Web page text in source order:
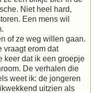
Niet heel hard,
Een mens wil
of ze weg willen gaan.
vraagt erom dat
keer dat ik een groepje
De verhalen die
weet ik: de jongeren
uitzien als